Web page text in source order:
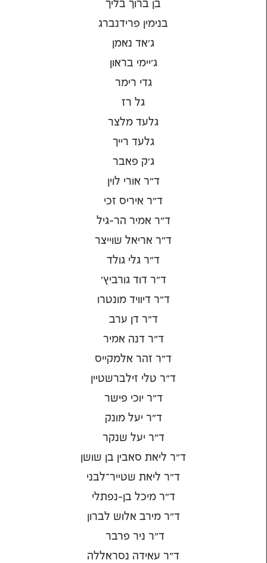
בן ברוך בליך
בנימין פרידנברג
ג'אד נאמן
ג'יימי בראון
גדי רימר
גל רז
גלעד מלצר
גלעד רייך
ג׳ק פאבר
ד"ר אורי לוין
ד"ר איריס זכי
ד"ר אמיר הר-גיל
ד"ר אריאל שוייצר
ד"ר גלי גולד
ד"ר דוד גורביץ'
ד"ר דיוויד מונטרו
ד"ר דן ערב
ד"ר דנה אמיר
ד"ר זהר אלמקייס
ד"ר טלי זילברשטיין
ד"ר יוכי פישר
ד"ר יעל מונק
ד"ר יעל שנקר
ד"ר ליאת סאבין בן שושן
ד"ר ליאת שטייר־לבני
ד"ר מיכל בן-נפתלי
ד"ר מירב אלוש לברון
ד"ר ניר פרבר
ד"ר עאידה נסראללה